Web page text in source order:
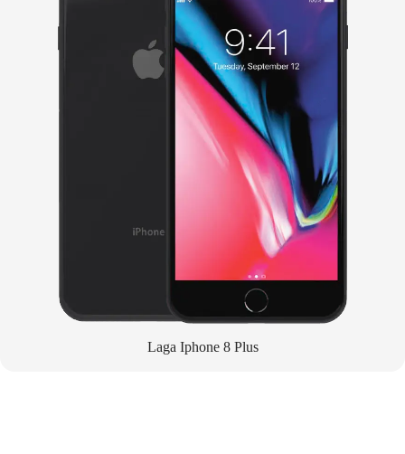
Laga Iphone 8 Plus